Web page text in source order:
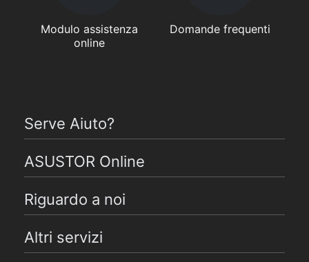
Modulo assistenza
online
Domande frequenti
Serve Aiuto?
ASUSTOR Online
Riguardo a noi
Altri servizi